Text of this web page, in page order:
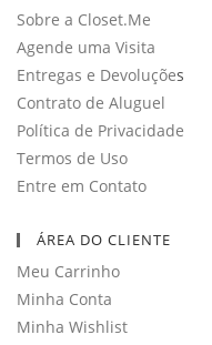
Sobre a Closet.Me
Agende uma Visita
Entregas e Devoluções
Contrato de Aluguel
Política de Privacidade
Termos de Uso
Entre em Contato
ÁREA DO CLIENTE
Meu Carrinho
Minha Conta
Minha Wishlist